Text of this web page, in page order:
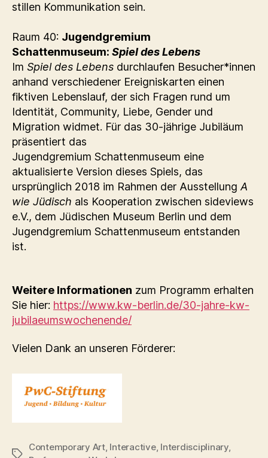
stillen Kommunikation sein.
Raum 40: Jugendgremium
Schattenmuseum: Spiel des Lebens
Im Spiel des Lebens durchlaufen Besucher*innen
anhand verschiedener Ereigniskarten einen
fiktiven Lebenslauf, der sich Fragen rund um
Identität, Community, Liebe, Gender und
Migration widmet. Für das 30-jährige Jubiläum
präsentiert das
Jugendgremium Schattenmuseum eine
aktualisierte Version dieses Spiels, das
ursprünglich 2018 im Rahmen der AusstellungA
wie Jüdisch als Kooperation zwischen sideviews
e.V., dem Jüdischen Museum Berlin und dem
Jugendgremium Schattenmuseum entstanden
ist.
Weitere Informationen zum Programm erhalten
Sie hier: https://www.kw-berlin.de/30-jahre-kw-
jubilaeumswochenende/
Vielen Dank an unseren Förderer:
Schlagwörter
Contemporary Art, Interactive, Interdisciplinary,